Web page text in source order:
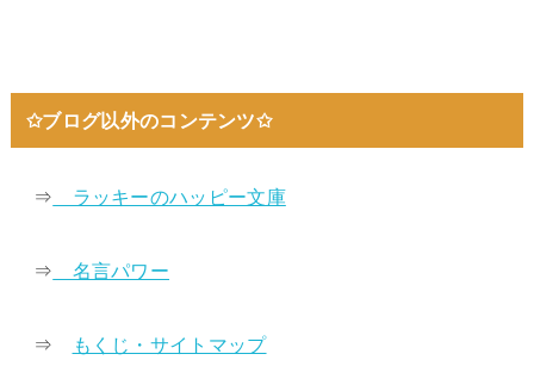
✩ブログ以外のコンテンツ✩
⇒ ラッキーのハッピー文庫
⇒ 名言パワー
⇒ もくじ・サイトマップ